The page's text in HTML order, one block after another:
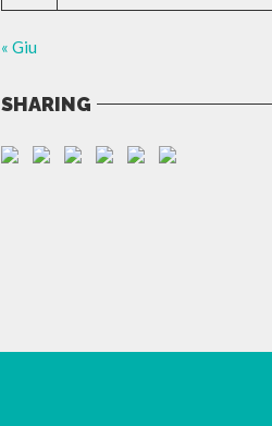
« Giu
SHARING